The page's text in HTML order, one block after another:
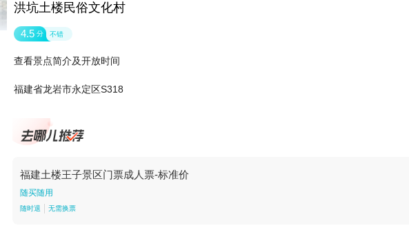
洪坑土楼民俗文化村
4.5 分 不错
查看景点简介及开放时间
福建省龙岩市永定区S318
福建土楼王子景区门票成人票-标准价
随买随用
随时退 无需换票